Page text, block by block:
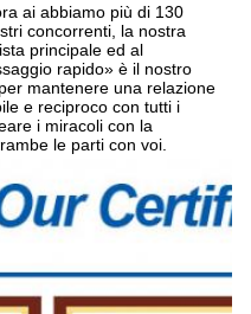
ai abbiamo più di 130
concorrenti, la nostra
principale ed al
rapido» è il nostro
mantenere una relazione
e reciproco con tutti i
i miracoli con la
le parti con voi.